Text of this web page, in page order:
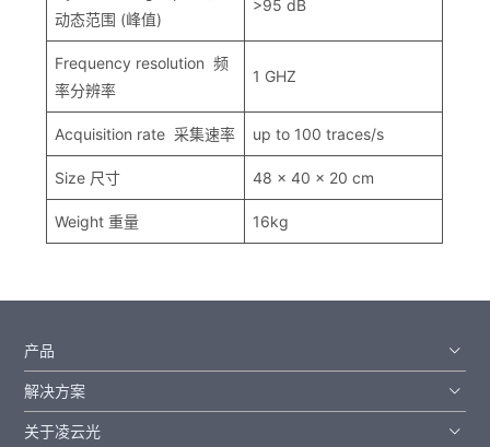
动态范围 (峰值)
>95 dB
Frequency resolution 频
率分辨率
1 GHZ
Acquisition rate 采集速率 up to 100 traces/s
Size 尺寸 48 x 40 x 20 cm
Weight 重量 16kg
产品
解决方案
关于凌云光